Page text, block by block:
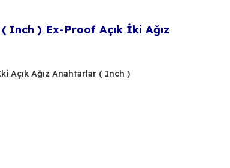
( Inch ) Ex-Proof Açık İki Ağız
Açık Ağız Anahtarlar ( Inch )